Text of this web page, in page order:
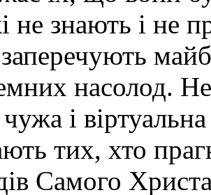
не знають і не
насолод.
і
тих, хто
Самого